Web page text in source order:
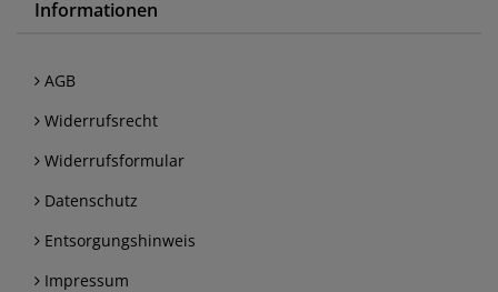
Informationen
AGB
Widerrufsrecht
Widerrufsformular
Datenschutz
Entsorgungshinweis
Impressum